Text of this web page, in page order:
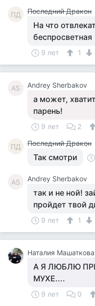
ПД Последний Дракон
На что
беспросветная
9 лет 1
AS Andrey Sherbakov
а может,
парень!
9 лет 2
ПД Последний Дракон
Так смотри
AS Andrey Sherbakov
так и не ной!
пройдет твой
9 лет 1
Наталия Машаткова
А Я ЛЮБЛЮ
МУХЕ....
9 лет 0